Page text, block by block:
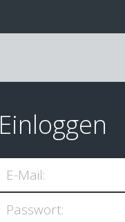
Einloggen
E-Mail:
Passwort: